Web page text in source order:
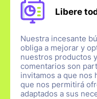
Libere
Nuestra incesante
obliga a mejorar y
nuestros productos
comentarios son
invitamos a que nos
que nos permitirá
adaptados a sus